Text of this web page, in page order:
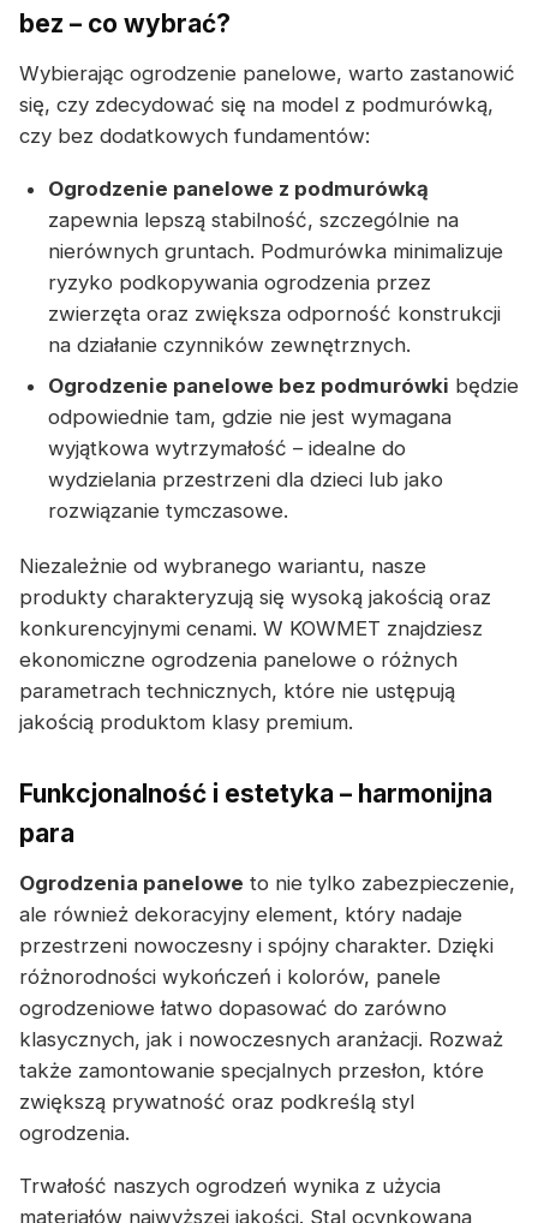
bez – co wybrać?
Wybierając ogrodzenie panelowe, warto zastanowić
się, czy zdecydować się na model z podmurówką,
czy bez dodatkowych fundamentów:
Ogrodzenie panelowe z podmurówką
zapewnia lepszą stabilność, szczególnie na
nierównych gruntach. Podmurówka minimalizuje
ryzyko podkopywania ogrodzenia przez
zwierzęta oraz zwiększa odporność konstrukcji
na działanie czynników zewnętrznych.
Ogrodzenie panelowe bez podmurówki będzie
odpowiednie tam, gdzie nie jest wymagana
wyjątkowa wytrzymałość – idealne do
wydzielania przestrzeni dla dzieci lub jako
rozwiązanie tymczasowe.
Niezależnie od wybranego wariantu, nasze
produkty charakteryzują się wysoką jakością oraz
konkurencyjnymi cenami. W KOWMET znajdziesz
ekonomiczne ogrodzenia panelowe o różnych
parametrach technicznych, które nie ustępują
jakością produktom klasy premium.
Funkcjonalność i estetyka – harmonijna
para
Ogrodzenia panelowe to nie tylko zabezpieczenie,
ale również dekoracyjny element, który nadaje
przestrzeni nowoczesny i spójny charakter. Dzięki
różnorodności wykończeń i kolorów, panele
ogrodzeniowe łatwo dopasować do zarówno
klasycznych, jak i nowoczesnych aranżacji. Rozważ
także zamontowanie specjalnych przesłon, które
zwiększą prywatność oraz podkreślą styl
ogrodzenia.
Trwałość naszych ogrodzeń wynika z użycia
materiałów najwyższej jakości. Stal ocynkowana